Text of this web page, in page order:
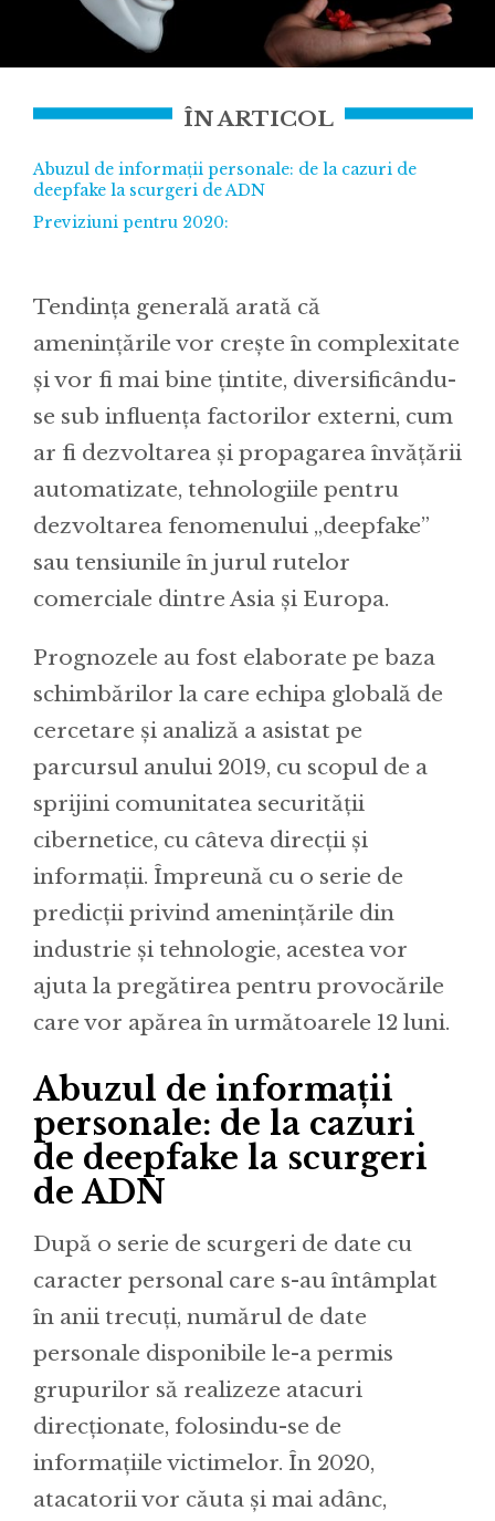
ÎN ARTICOL
Abuzul de informații personale: de la cazuri de
deepfake la scurgeri de ADN
Previziuni pentru 2020:
Tendința generală arată că
amenințările vor crește în complexitate
și vor fi mai bine țintite, diversificându-
se sub influența factorilor externi, cum
ar fi dezvoltarea și propagarea învățării
automatizate, tehnologiile pentru
dezvoltarea fenomenului „deepfake”
sau tensiunile în jurul rutelor
comerciale dintre Asia și Europa.
Prognozele au fost elaborate pe baza
schimbărilor la care echipa globală de
cercetare și analiză a asistat pe
parcursul anului 2019, cu scopul de a
sprijini comunitatea securității
cibernetice, cu câteva direcții și
informații. Împreună cu o serie de
predicții privind amenințările din
industrie și tehnologie, acestea vor
ajuta la pregătirea pentru provocările
care vor apărea în următoarele 12 luni.
Abuzul de informații
personale: de la cazuri
de deepfake la scurgeri
de ADN
După o serie de scurgeri de date cu
caracter personal care s-au întâmplat
în anii trecuți, numărul de date
personale disponibile le-a permis
grupurilor să realizeze atacuri
direcționate, folosindu-se de
informațiile victimelor. În 2020,
atacatorii vor căuta și mai adânc,